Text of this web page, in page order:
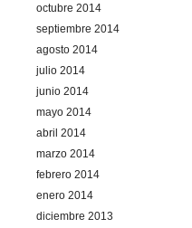
octubre 2014
septiembre 2014
agosto 2014
julio 2014
junio 2014
mayo 2014
abril 2014
marzo 2014
febrero 2014
enero 2014
diciembre 2013